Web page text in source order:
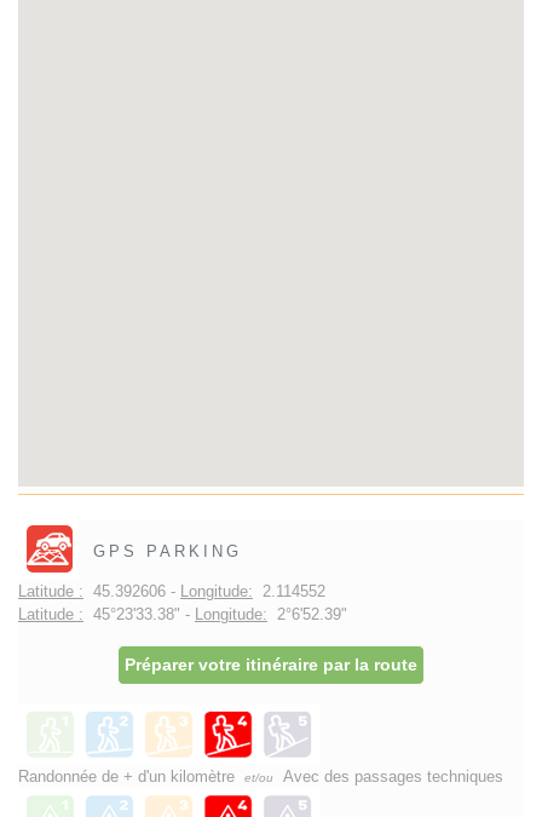
GPS PARKING
Latitude : 45.392606 - Longitude: 2.114552
Latitude : 45°23'33.38" - Longitude: 2°6'52.39"
Préparer votre itinéraire par la route
Randonnée de + d'un kilomètre et/ou Avec des passages techniques